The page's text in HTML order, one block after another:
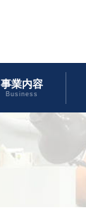
事業内容
Business